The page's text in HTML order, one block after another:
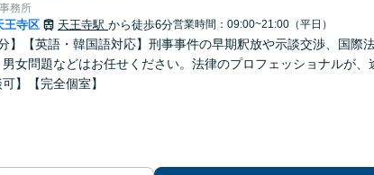
務所
王寺区 天王寺駅 から徒歩6分営業時間：09:00~21:00（平日）
】【英語・韓国語対応】刑事事件の早期釈放や示談交渉、国際
男女問題などはお任せください。法律のプロフェッショナルが、
】【完全個室】